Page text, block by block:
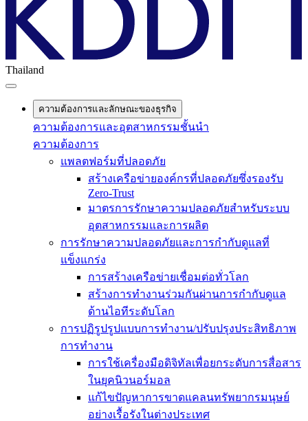
Thailand
ความต้องการและลักษณะของธุรกิจ
ความต้องการและอุตสาหกรรมชั้นนำ
ความต้องการ
แพลตฟอร์มที่ปลอดภัย
สร้างเครือข่ายองค์กรที่ปลอดภัยซึ่งรองรับ
Zero-Trust
มาตรการรักษาความปลอดภัยสำหรับระบบ
อุตสาหกรรมและการผลิต
การรักษาความปลอดภัยและการกำกับดูแลที่
แข็งแกร่ง
การสร้างเครือข่ายเชื่อมต่อทั่วโลก
สร้างการทำงานร่วมกันผ่านการกำกับดูแล
ด้านไอทีระดับโลก
การปฏิรูปรูปแบบการทำงาน/ปรับปรุงประสิทธิภาพ
การทำงาน
การใช้เครื่องมือดิจิทัลเพื่อยกระดับการสื่อสาร
ในยุคนิวนอร์มอล
แก้ไขปัญหาการขาดแคลนทรัพยากรมนุษย์
อย่างเรื้อรังในต่างประเทศ